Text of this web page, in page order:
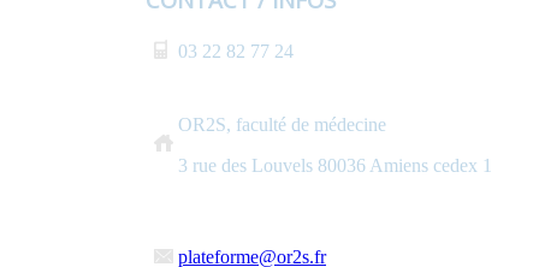
03 22 82 77 24
OR2S, faculté de médecine
3 rue des Louvels 80036 Amiens cedex 1
plateforme@or2s.fr